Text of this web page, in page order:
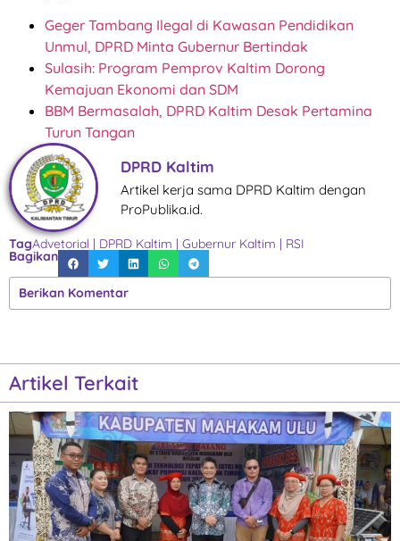
Geger Tambang Ilegal di Kawasan Pendidikan
Unmul, DPRD Minta Gubernur Bertindak
Sulasih: Program Pemprov Kaltim Dorong
Kemajuan Ekonomi dan SDM
BBM Bermasalah, DPRD Kaltim Desak Pertamina
Turun Tangan
DPRD Kaltim
Artikel kerja sama DPRD Kaltim dengan
ProPublika.id.
TagAdvetorial | DPRD Kaltim | Gubernur Kaltim | RSI
Bagikan
Berikan Komentar
Artikel Terkait